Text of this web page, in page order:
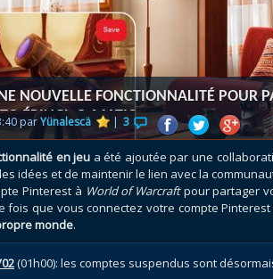
Débloquer le
Assauts à
Visions
NOUVELLE FONCTIONNALITÉ POUR
ÉPINGL-O-MATIC
parYünalescä | 3
en jeu a été ajoutée par une
idées et de maintenir le lien avec la
Pinterest à World of Warcraftpour partager
fois que vous connectez votre compte
monde.
(01h00): les comptes suspendus sont